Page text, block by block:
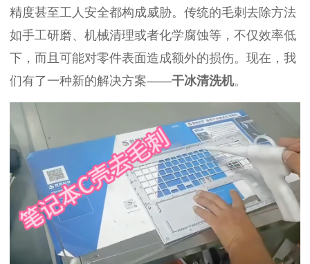
精度甚至工人安全都构成威胁。传统的毛刺去除方法
如手工研磨、机械清理或者化学腐蚀等，不仅效率低
下，而且可能对零件表面造成额外的损伤。现在，我
们有了一种新的解决方案——干冰清洗机。